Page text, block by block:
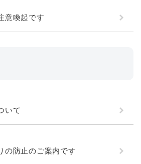
意喚起です
いて
の防止のご案内です